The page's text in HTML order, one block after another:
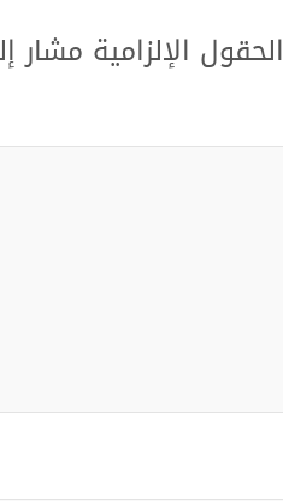
الحقول الإلزامية مشار